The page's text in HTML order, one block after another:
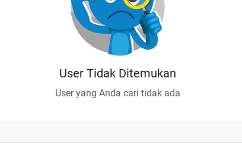
User Tidak Ditemukan
User yang Anda cari tidak ada